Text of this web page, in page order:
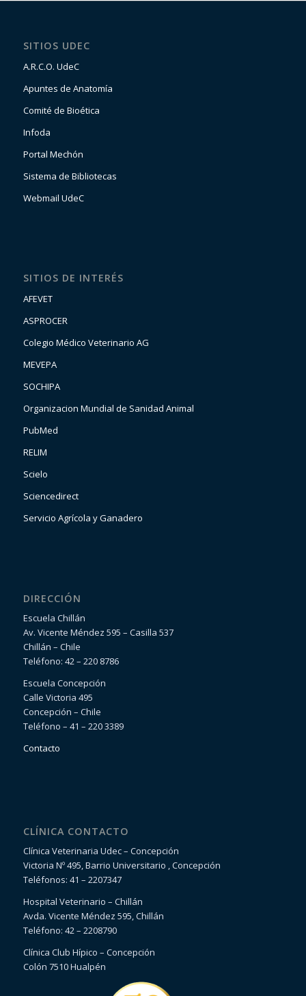
SITIOS UDEC
A.R.C.O. UdeC
Apuntes de Anatomía
Comité de Bioética
Infoda
Portal Mechón
Sistema de Bibliotecas
Webmail UdeC
SITIOS DE INTERÉS
AFEVET
ASPROCER
Colegio Médico Veterinario AG
MEVEPA
SOCHIPA
Organizacion Mundial de Sanidad Animal
PubMed
RELIM
Scielo
Sciencedirect
Servicio Agrícola y Ganadero
DIRECCIÓN
Escuela Chillán
Av. Vicente Méndez 595 – Casilla 537
Chillán – Chile
Teléfono: 42 – 220 8786
Escuela Concepción
Calle Victoria 495
Concepción – Chile
Teléfono – 41 – 220 3389
Contacto
CLÍNICA CONTACTO
Clínica Veterinaria Udec – Concepción
Victoria Nº 495, Barrio Universitario , Concepción
Teléfonos: 41 – 2207347
Hospital Veterinario – Chillán
Avda. Vicente Méndez 595, Chillán
Teléfono: 42 – 2208790
Clínica Club Hípico – Concepción
Colón 7510 Hualpén